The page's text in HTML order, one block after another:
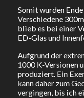
Somit wurden
Verschiedene
blieb es bei einer
ED-Glas und
Aufgrund der
1000 K-Versionen
produziert. Ein
kann daher zum
vergingen, bis ich